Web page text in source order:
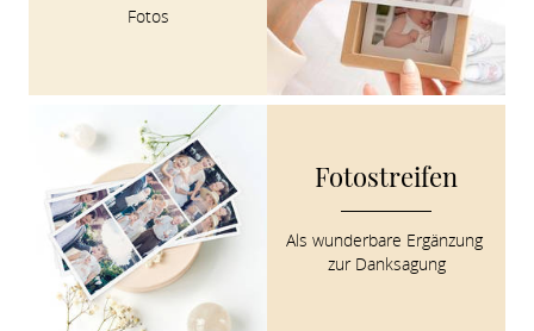
Fotos
Fotostreifen
Als wunderbare Ergänzung
zur Danksagung